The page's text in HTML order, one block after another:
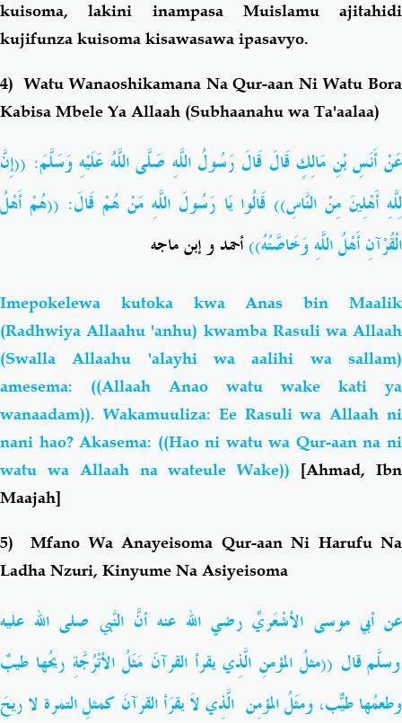
kuisoma, lakini inampasa Muislamu ajitahidi
kujifunza kuisoma kisawasawa ipasavyo.
4) Watu Wanaoshikamana Na Qur-aan Ni Watu Bora
Kabisa Mbele Ya Allaah (Subhaanahu wa Ta'aalaa)
عَنْ أَنَسِ بْنِ مَالِكٍ قَالَ قَالَ رَسُولُ اللَّهِ صَلَّى اللَّهُ عَلَيْهِ وَسَلَّمَ: ((إِنَّ
لِلَّهِ أَهْلِينَ مِنْ النَّاسِ)) قَالُوا يَا رَسُولَ اللَّهِ مَنْ هُمْ قَالَ: ((هُمْ أَهْلُ
الْقُرْآنِ أَهْلُ اللَّهِ وَخَاصَّتُهُ))أحمد و إبن ماجه
Imepokelewa kutoka kwa Anas bin Maalik
(Radhwiya Allaahu 'anhu) kwamba Rasuli wa Allaah
(Swalla Allaahu 'alayhi wa aalihi wa sallam)
amesema: ((Allaah Anao watu wake kati ya
wanaadam)). Wakamuuliza: Ee Rasuli wa Allaah ni
nani hao? Akasema: ((Hao ni watu wa Qur-aan na ni
watu wa Allaah na wateule Wake))
[Ahmad, Ibn
Maajah]
5) Mfano Wa Anayeisoma Qur-aan Ni Harufu Na
Ladha Nzuri, Kinyume Na Asiyeisoma
عن أبي موسى الأشْعَريِّ رضي الله عنه أنَّ النَّبي صلى الله عليه
وسلّم قالَ ((مثلُ المؤمنِ الَّذِي يقرأ القرآنَ مَثَلُ الأتْرُجَّةِ ريحُها طيبٌ
وطعمُها طيّبٌ، ومثَلُ المؤمِن الَّذِي لاَ يقرَأ القرآنَ كمثلِ التمرة لا ريحَ